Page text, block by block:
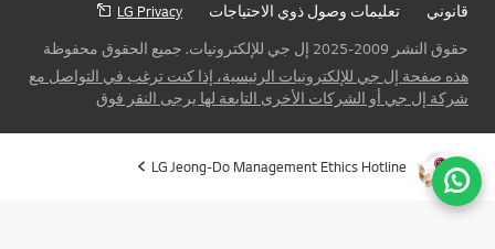
قانوني
تعليمات وصول ذوي الاحتياجات
LG Privacy
حقوق النشر 2009-2025 إل جي للإلكترونيات. جميع الحقوق محفوظة
هذه صفحة إل جي للإلكترونيات الرئيسية، إذا كنت ترغب في التواصل مع
شركة إل جي أو الشركات الأخرى التابعة لها يرجى النقر فوق
LG Jeong-Do Management Ethics Hotline